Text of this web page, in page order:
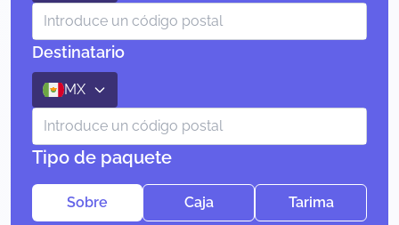
Destinatario
MX
Tipo de paquete
Sobre Caja Tarima